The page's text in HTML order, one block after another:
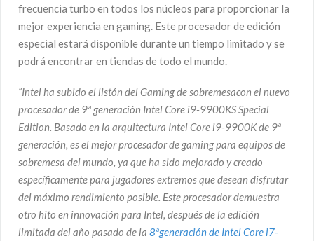
frecuencia turbo en todos los núcleos para proporcionar la
mejor experiencia en gaming. Este procesador de edición
especial estará disponible durante un tiempo limitado y se
podrá encontrar en tiendas de todo el mundo.
“Intel ha subido el listón del Gaming de sobremesacon el nuevo
procesador de 9ª generación Intel Core i9-9900KS Special
Edition. Basado en la arquitectura Intel Core i9-9900K de 9ª
generación, es el mejor procesador de gaming para equipos de
sobremesa del mundo, ya que ha sido mejorado y creado
específicamente para jugadores extremos que desean disfrutar
del máximo rendimiento posible. Este procesador demuestra
otro hito en innovación para Intel, después de la edición
limitada del año pasado de la 8ªgeneración de Intel Core i7-